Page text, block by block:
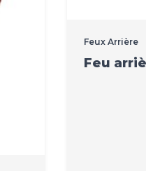
Feux Arrière
Feu